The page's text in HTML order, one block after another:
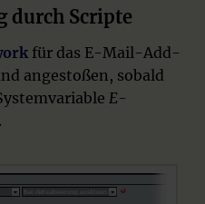
durch Scripte
für das E-Mail-Add-
angestoßen, sobald
E-